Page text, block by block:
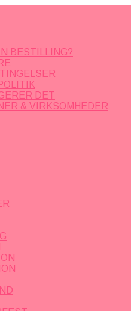
BESTILLING?
DET
& VIRKSOMHEDER